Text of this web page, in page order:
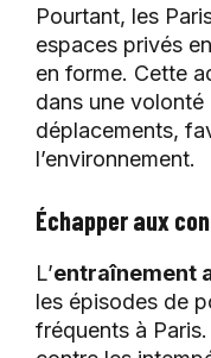
Pourtant, les
espaces privés
en forme. Cette
dans une volonté
déplacements,
l’environnement.
Échapper aux
L’entraînement
les épisodes de
fréquents à